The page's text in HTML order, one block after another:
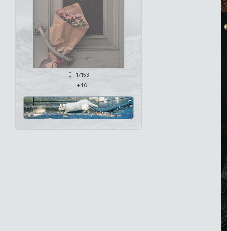
17153
+46